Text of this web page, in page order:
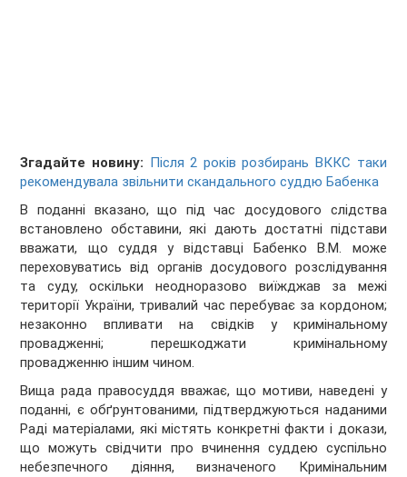
Згадайте новину: Після 2 років розбирань ВККС таки
рекомендувала звільнити скандального cуддю Бабенка
В поданні вказано, що під час досудового слідства
встановлено обставини, які дають достатні підстави
вважати, що суддя у відставці Бабенко В.М. може
переховуватись від органів досудового розслідування
та суду, оскільки неодноразово виїжджав за межі
території України, тривалий час перебуває за кордоном;
незаконно впливати на свідків у кримінальному
провадженні; перешкоджати кримінальному
провадженню іншим чином.
Вища рада правосуддя вважає, що мотиви, наведені у
поданні, є обґрунтованими, підтверджуються наданими
Раді матеріалами, які містять конкретні факти і докази,
що можуть свідчити про вчинення суддею суспільно
небезпечного діяння, визначеного Кримінальним